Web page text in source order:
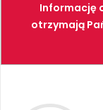
Informację
otrzymają